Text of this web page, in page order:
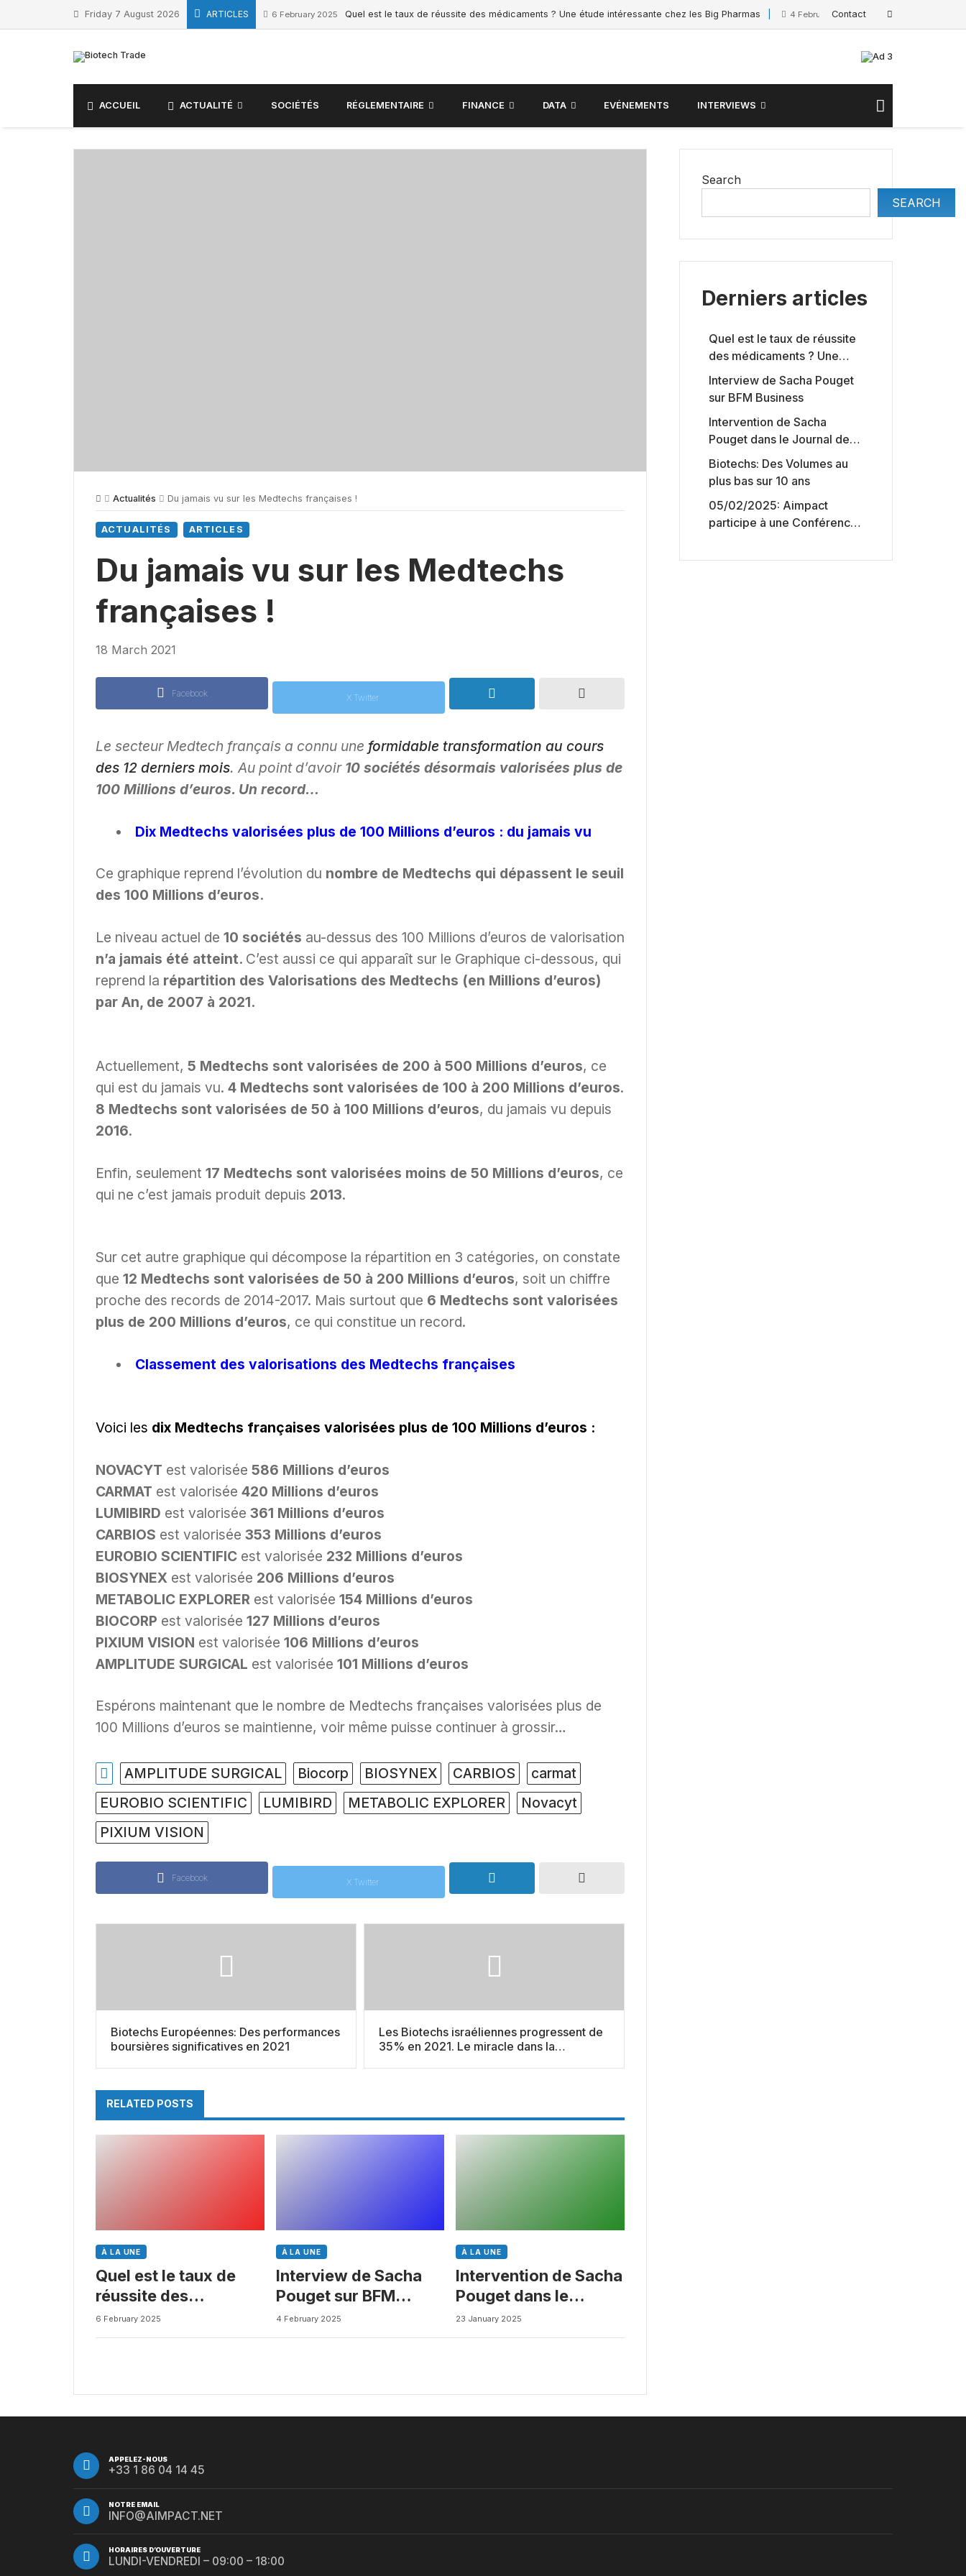
Friday 7 August 2026 ARTICLES 6 February 2025 Quel est le taux de réussite des médicaments ? Une étude intéressante chez les Big Pharmas 4 February 2025 Interview de Sacha
Contact
ACCUEIL ACTUALITÉ SOCIÉTÉS RÉGLEMENTAIRE FINANCE DATA EVÉNEMENTS INTERVIEWS
Actualités Du jamais vu sur les Medtechs françaises !
ACTUALITÉS ARTICLES
Du jamais vu sur les Medtechs
françaises !
18 March 2021
Facebook X Twitter
Le secteur Medtech français a connu une formidable transformation au cours
des 12 derniers mois. Au point d’avoir 10 sociétés désormais valorisées plus de
100 Millions d’euros. Un record…
Dix Medtechs valorisées plus de 100 Millions d’euros : du jamais vu
Ce graphique reprend l’évolution du nombre de Medtechs qui dépassent le seuil
des 100 Millions d’euros.
Le niveau actuel de 10 sociétés au-dessus des 100 Millions d’euros de valorisation
n’a jamais été atteint. C’est aussi ce qui apparaît sur le Graphique ci-dessous, qui
reprend la répartition des Valorisations des Medtechs (en Millions d’euros)
par An, de 2007 à 2021.
Actuellement, 5 Medtechs sont valorisées de 200 à 500 Millions d’euros, ce
qui est du jamais vu. 4 Medtechs sont valorisées de 100 à 200 Millions d’euros.
8 Medtechs sont valorisées de 50 à 100 Millions d’euros, du jamais vu depuis
2016.
Enfin, seulement 17 Medtechs sont valorisées moins de 50 Millions d’euros, ce
qui ne c’est jamais produit depuis 2013.
Sur cet autre graphique qui décompose la répartition en 3 catégories, on constate
que 12 Medtechs sont valorisées de 50 à 200 Millions d’euros, soit un chiffre
proche des records de 2014-2017. Mais surtout que 6 Medtechs sont valorisées
plus de 200 Millions d’euros, ce qui constitue un record.
Classement des valorisations des Medtechs françaises
Voici les dix Medtechs françaises valorisées plus de 100 Millions d’euros :
NOVACYT est valorisée 586 Millions d’euros
CARMAT est valorisée 420 Millions d’euros
LUMIBIRD est valorisée 361 Millions d’euros
CARBIOS est valorisée 353 Millions d’euros
EUROBIO SCIENTIFIC est valorisée 232 Millions d’euros
BIOSYNEX est valorisée 206 Millions d’euros
METABOLIC EXPLORER est valorisée 154 Millions d’euros
BIOCORP est valorisée 127 Millions d’euros
PIXIUM VISION est valorisée 106 Millions d’euros
AMPLITUDE SURGICAL est valorisée 101 Millions d’euros
Espérons maintenant que le nombre de Medtechs françaises valorisées plus de
100 Millions d’euros se maintienne, voir même puisse continuer à grossir…
AMPLITUDE SURGICAL Biocorp BIOSYNEX CARBIOS
carmat
EUROBIO SCIENTIFIC
LUMIBIRD METABOLIC EXPLORER
Novacyt
PIXIUM VISION
Facebook X Twitter
Biotechs Européennes: Des performances
boursières significatives en 2021
Les Biotechs israéliennes progressent de
35% en 2021. Le miracle dans la
RELATED POSTS
À LA UNE
Quel est le taux de
réussite des
médicaments ? Une
étude intéressante
6 February 2025
À LA UNE
Interview de Sacha
Pouget sur BFM
Business
4 February 2025
À LA UNE
Intervention de Sacha
Pouget dans le
Journal des Biotechs
de Boursorama
23 January 2025
Search
SEARCH
Derniers articles
Quel est le taux de réussite
des médicaments ? Une
étude intéressante chez les
Big Pharmas
Interview de Sacha Pouget
sur BFM Business
Intervention de Sacha
Pouget dans le Journal des
Biotechs de Boursorama
Biotechs: Des Volumes au
plus bas sur 10 ans
05/02/2025: Aimpact
participe à une Conférence
capitaux américains,
APPELEZ-NOUS
+33 1 86 04 14 45
NOTRE EMAIL
INFO@AIMPACT.NET
HORAIRES D’OUVERTURE
LUNDI-VENDREDI – 09:00 – 18:00